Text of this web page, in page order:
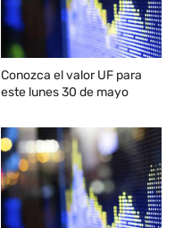
Conozca el valor UF para
este lunes 30 de mayo